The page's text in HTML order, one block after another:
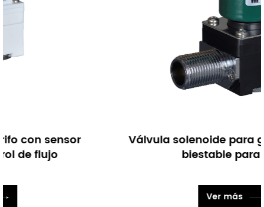
Válvula solenoide para grifo con sensor
biestable para baño